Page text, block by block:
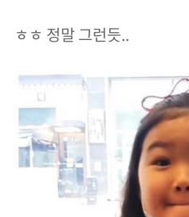
ㅎㅎ 정말 그런듯..